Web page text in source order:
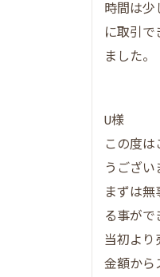
高値売却を叶
独自のオリジ
大阪市で高額
建物調査・
時間は
に取引
ました。
U様
この度
うござい
まずは
る事がで
当初よ
金額から